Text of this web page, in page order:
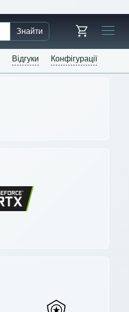
Знайти
Відгуки Конфігурації